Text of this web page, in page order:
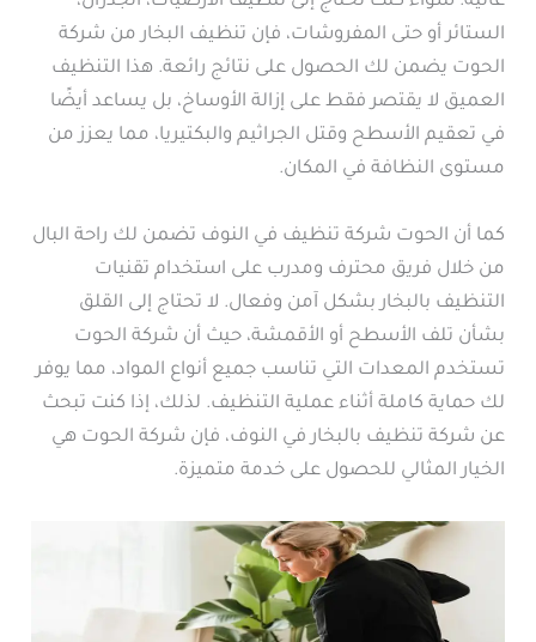
الستائر أو حتى المفروشات، فإن تنظيف البخار من شركة
الحوت يضمن لك الحصول على نتائج رائعة. هذا التنظيف
العميق لا يقتصر فقط على إزالة الأوساخ، بل يساعد أيضًا
في تعقيم الأسطح وقتل الجراثيم والبكتيريا، مما يعزز من
مستوى النظافة في المكان.
كما أن الحوت شركة تنظيف في النوف تضمن لك راحة البال
من خلال فريق محترف ومدرب على استخدام تقنيات
التنظيف بالبخار بشكل آمن وفعال. لا تحتاج إلى القلق
بشأن تلف الأسطح أو الأقمشة، حيث أن شركة الحوت
تستخدم المعدات التي تناسب جميع أنواع المواد، مما يوفر
لك حماية كاملة أثناء عملية التنظيف. لذلك، إذا كنت تبحث
عن شركة تنظيف بالبخار في النوف، فإن شركة الحوت هي
الخيار المثالي للحصول على خدمة متميزة.